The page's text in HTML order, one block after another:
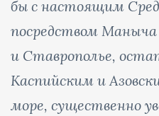
бы с настоящим
посредством
и Ставрополье,
Каспийским и
море, существенно